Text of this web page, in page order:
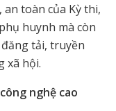
toàn của Kỳ thi,
huynh mà còn
tải, truyền
xã hội.
nghệ cao